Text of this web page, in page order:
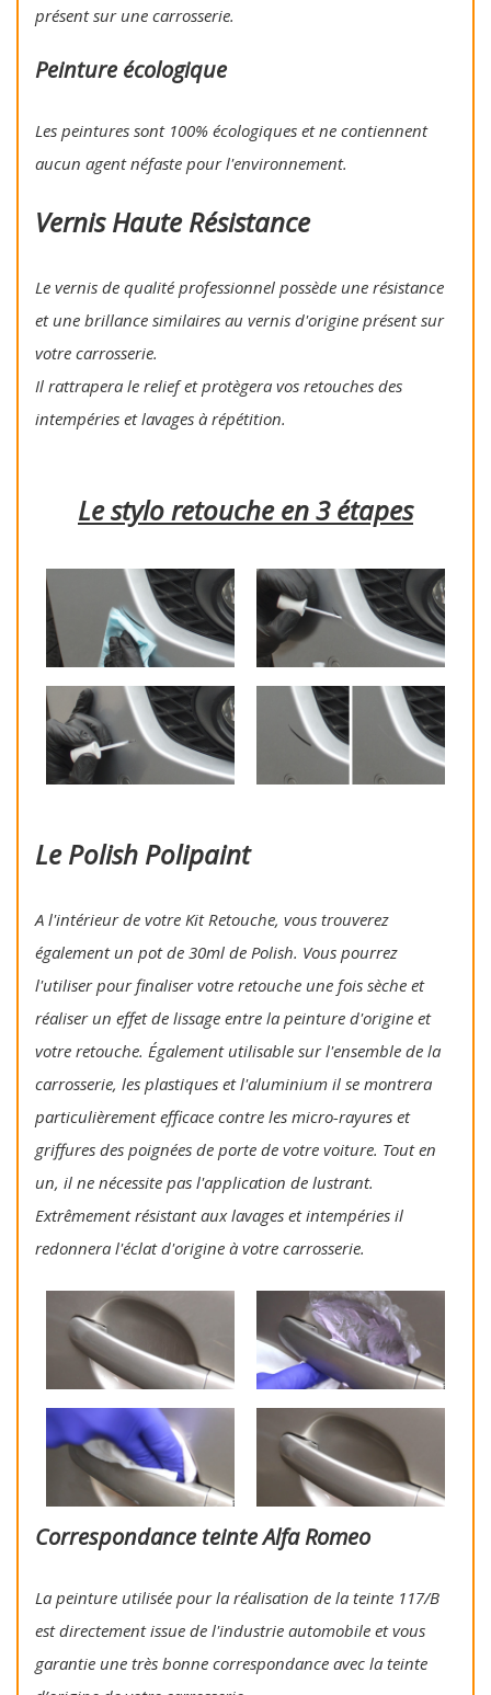
présent sur une carrosserie.
Peinture écologique
Les peintures sont 100% écologiques et ne contiennent
aucun agent néfaste pour l'environnement.
Vernis Haute Résistance
Le vernis de qualité professionnel possède une résistance
et une brillance similaires au vernis d'origine présent sur
votre carrosserie.
Il rattrapera le relief et protègera vos retouches des
intempéries et lavages à répétition.
Le stylo retouche en 3 étapes
Le Polish Polipaint
A l'intérieur de votre Kit Retouche, vous trouverez
également un pot de 30ml de Polish. Vous pourrez
l'utiliser pour finaliser votre retouche une fois sèche et
réaliser un effet de lissage entre la peinture d'origine et
votre retouche. Également utilisable sur l'ensemble de la
carrosserie, les plastiques et l'aluminium il se montrera
particulièrement efficace contre les micro-rayures et
griffures des poignées de porte de votre voiture. Tout en
un, il ne nécessite pas l'application de lustrant.
Extrêmement résistant aux lavages et intempéries il
redonnera l'éclat d'origine à votre carrosserie.
Correspondance teinte Alfa Romeo
La peinture utilisée pour la réalisation de la teinte 117/B
est directement issue de l'industrie automobile et vous
garantie une très bonne correspondance avec la teinte